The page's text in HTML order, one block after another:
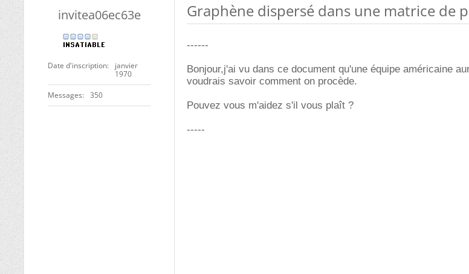
invitea06ec63e
Date d'inscription
janvier
1970
Messages 350
Graphène dispersé dans une matrice de
------
Bonjour,j'ai vu dans ce document qu'une équipe américaine
voudrais savoir comment on procède.
Pouvez vous m'aidez s'il vous plaît ?
-----